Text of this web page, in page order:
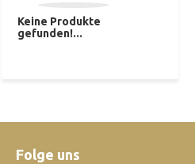
Keine Produkte
gefunden!...
Folge uns